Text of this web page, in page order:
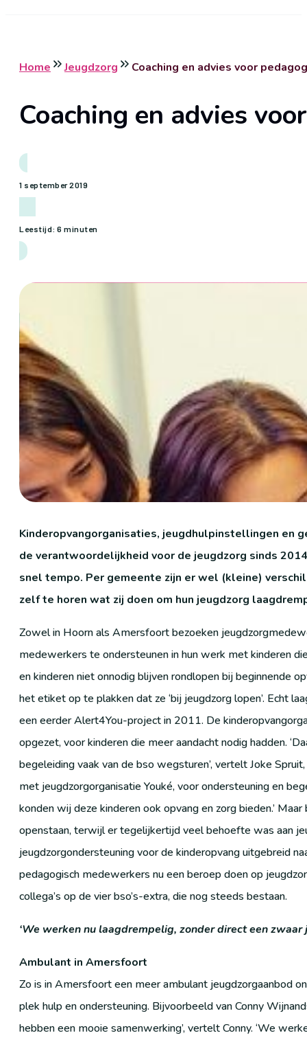
Home Jeugdzorg Coaching en advies voor
Coaching en advies
1 september 2019
Leestijd: 6 minuten
Kinderopvangorganisaties, jeugdhulpinstellingen en
de verantwoordelijkheid voor de jeugdzorg sinds
snel tempo. Per gemeente zijn er wel (kleine)
zelf te horen wat zij doen om hun jeugdzorg
Zowel in Hoorn als Amersfoort bezoeken
medewerkers te ondersteunen in hun werk met kinderen
en kinderen niet onnodig blijven rondlopen bij beginnende
het etiket op te plakken dat ze ‘bij jeugdzorg lopen’. Echt
een eerder Alert4You-project in 2011. De
opgezet, voor kinderen die meer aandacht nodig hadden.
begeleiding vaak van de bso wegsturen’, vertelt Joke
met jeugdzorgorganisatie Youké, voor ondersteuning en
konden wij deze kinderen ook opvang en zorg bieden.’
openstaan, terwijl er tegelijkertijd veel behoefte was aan
jeugdzorgondersteuning voor de kinderopvang uitgebreid
pedagogisch medewerkers nu een beroep doen op
collega’s op de vier bso’s-extra, die nog steeds bestaan.
‘We werken nu laagdrempelig, zonder direct een zwaar
Ambulant in Amersfoort
Zo is in Amersfoort een meer ambulant jeugdzorgaanbod
plek hulp en ondersteuning. Bijvoorbeeld van Conny
hebben een mooie samenwerking’, vertelt Conny. ‘We